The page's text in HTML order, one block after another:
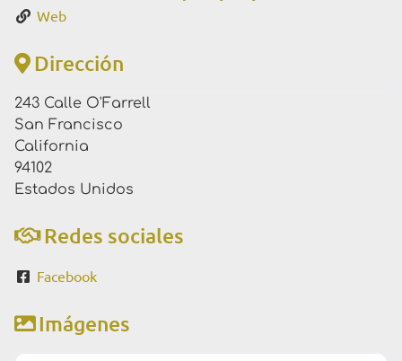
Web
Dirección
243 Calle O'Farrell
San Francisco
California
94102
Estados Unidos
Redes sociales
Facebook
Imágenes